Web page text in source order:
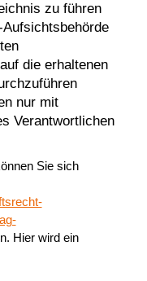
zu führen
die erhaltenen
nur mit
Verantwortlichen
Sie sich
Hier wird ein